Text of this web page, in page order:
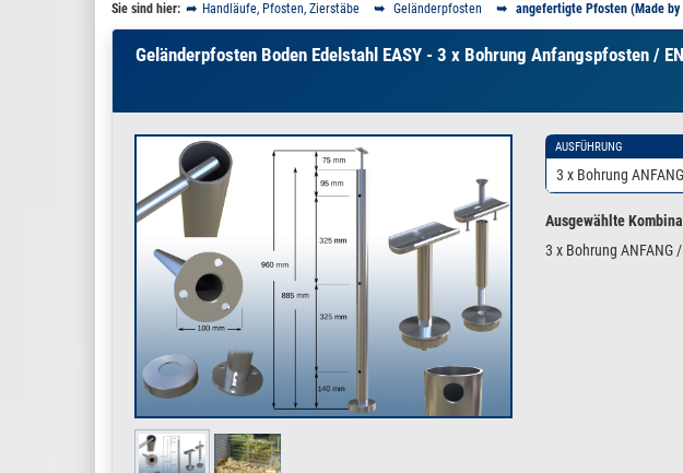
Sie sind hier: Handläufe, Pfosten, Zierstäbe Geländerpfosten angefertigte Pfosten (Made by
Geländerpfosten Boden Edelstahl EASY - 3 x Bohrung Anfangspfosten /
AUSFÜHRUNG
3 x Bohrung
Ausgewählte
3 x Bohrung ANFANG /